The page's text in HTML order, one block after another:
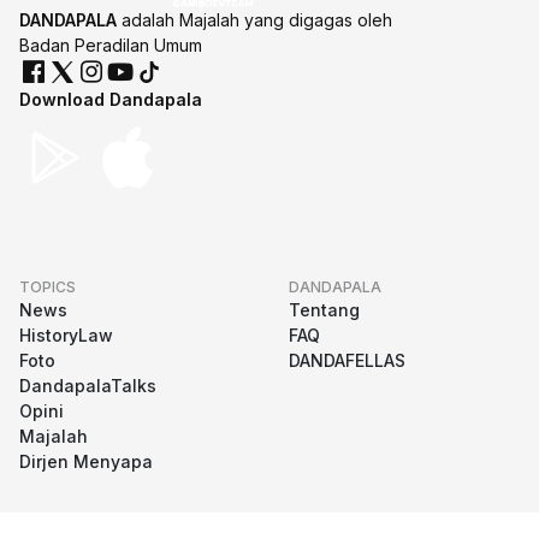
DANDAPALA adalah Majalah yang digagas oleh
Badan Peradilan Umum
Download Dandapala
TOPICS
News
HistoryLaw
Foto
DandapalaTalks
Opini
Majalah
Dirjen Menyapa
DANDAPALA
Tentang
FAQ
DANDAFELLAS